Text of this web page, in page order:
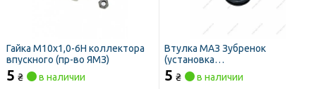
Гайка М10х1,0-6Н коллектора
впускного (пр-во ЯМЗ)
5 ₴ в наличии
Втулка МАЗ Зубренок
(установка
электрооборудования на
шасси) (МаРТИ)
5 ₴ в наличии